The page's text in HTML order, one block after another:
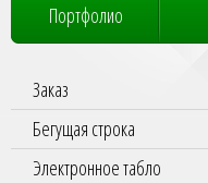
Портфолио
Заказ
Бегущая строка
Электронное табло